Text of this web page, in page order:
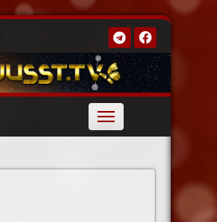
Toggle
navigation